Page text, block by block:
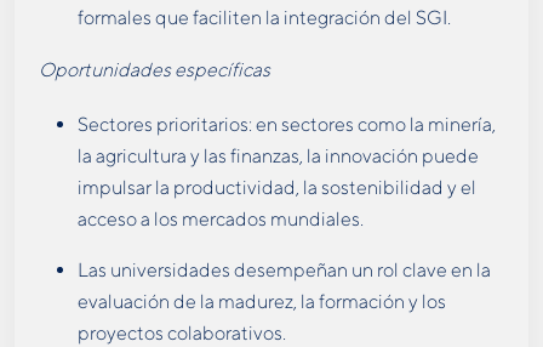
formales que faciliten la integración del SGI.
Oportunidades específicas
Sectores prioritarios: en sectores como la minería,
la agricultura y las finanzas, la innovación puede
impulsar la productividad, la sostenibilidad y el
acceso a los mercados mundiales.
Las universidades desempeñan un rol clave en la
evaluación de la madurez, la formación y los
proyectos colaborativos.